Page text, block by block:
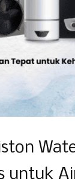
untuk